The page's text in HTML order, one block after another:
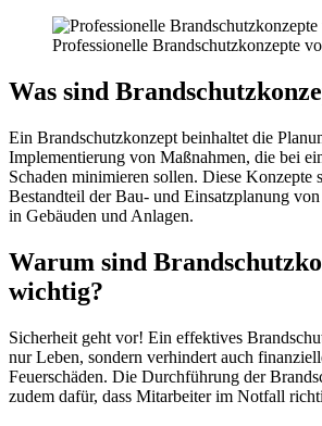
Professionelle Brandschutzkonzepte
Was sind
Ein Brandschutzkonzept beinhaltet die
Implementierung von Maßnahmen, die bei
Schaden minimieren sollen. Diese Konzepte
Bestandteil der Bau- und Einsatzplanung von
in Gebäuden und Anlagen.
Warum sind
wichtig?
Sicherheit geht vor! Ein effektives
nur Leben, sondern verhindert auch
Feuerschäden. Die Durchführung der
zudem dafür, dass Mitarbeiter im Notfall